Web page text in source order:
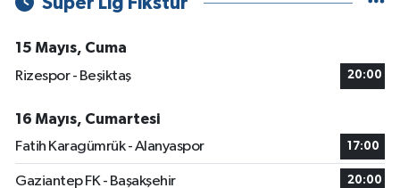
15 Mayıs, Cuma
Rizespor - Beşiktaş
20:00
16 Mayıs, Cumartesi
Fatih Karagümrük - Alanyaspor
17:00
Gaziantep FK - Başakşehir 20:00